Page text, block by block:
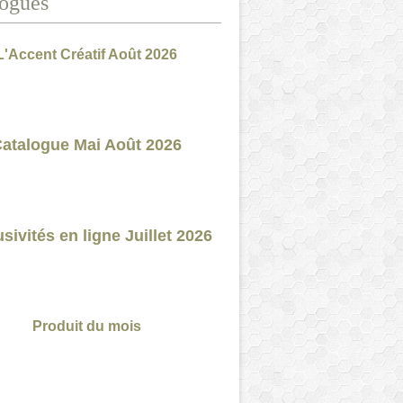
Créatif Août 2026
Mai Août 2026
en ligne Juillet 2026
Produit du mois